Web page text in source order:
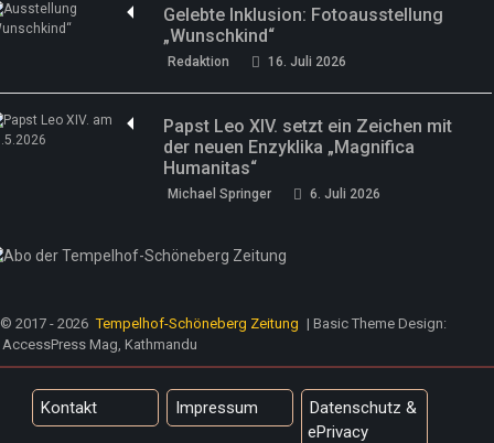
Gelebte Inklusion: Fotoausstellung
„Wunschkind“
Redaktion 16. Juli 2026
Papst Leo XIV. setzt ein Zeichen mit
der neuen Enzyklika „Magnifica
Humanitas“
Michael Springer 6. Juli 2026
© 2017 - 2026 Tempelhof-Schöneberg Zeitung | Basic Theme Design:
AccessPress Mag, Kathmandu
Kontakt Impressum
Datenschutz &
ePrivacy